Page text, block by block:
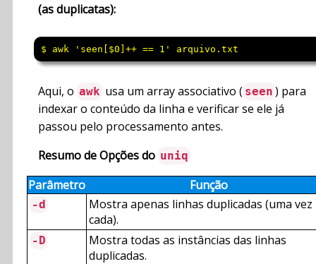
(as duplicatas):
$ awk 'seen[$0]++ == 1' arquivo.txt
Aqui, o awk usa um array associativo ( seen ) para
indexar o conteúdo da linha e verificar se ele já
passou pelo processamento antes.
Resumo de Opções do uniq
Parâmetro Função
-d
Mostra apenas linhas duplicadas (uma vez
cada).
-D
Mostra todas as instâncias das linhas
duplicadas.